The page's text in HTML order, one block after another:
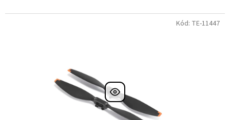
Kód: TE-11447